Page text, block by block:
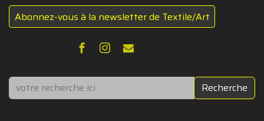
Abonnez-vous à la newsletter de Textile/Art
Rechercher Recherche